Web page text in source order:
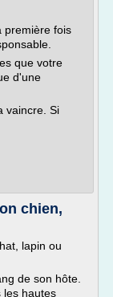
première fois
que votre
d'une
vaincre. Si
chien,
lapin ou
de son hôte.
les hautes